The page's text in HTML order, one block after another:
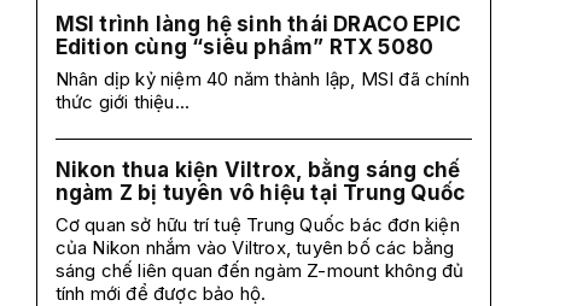
MSI trình làng hệ sinh thái DRACO EPIC
Edition cùng “siêu phẩm” RTX 5080
Nhân dịp kỷ niệm 40 năm thành lập, MSI đã chính
thức giới thiệu...
Nikon thua kiện Viltrox, bằng sáng chế
ngàm Z bị tuyên vô hiệu tại Trung Quốc
Cơ quan sở hữu trí tuệ Trung Quốc bác đơn kiện
của Nikon nhắm vào Viltrox, tuyên bố các bằng
sáng chế liên quan đến ngàm Z-mount không đủ
tính mới để được bảo hộ.